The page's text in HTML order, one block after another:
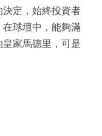
定，始終投資者
球壇中，能夠滿
家馬德里，可是